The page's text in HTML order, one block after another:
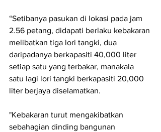
“Setibanya pasukan di lokasi pada jam
2.56 petang, didapati berlaku kebakaran
melibatkan tiga lori tangki, dua
daripadanya berkapasiti 40,000 liter
setiap satu yang terbakar, manakala
satu lagi lori tangki berkapasiti 20,000
liter berjaya diselamatkan.
"Kebakaran turut mengakibatkan
sebahagian dinding bangunan